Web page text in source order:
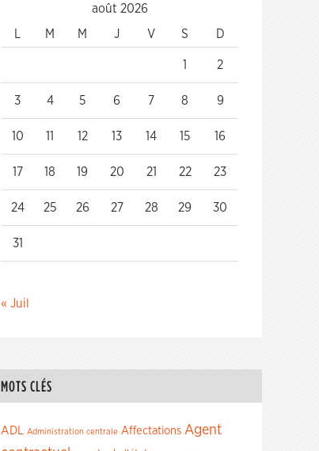
août 2026
M M J V S D
1 2
3 4 5 6 7 8 9
10 11 12 13 14 15 16
17 18 19 20 21 22 23
24 25 26 27 28 29 30
31
« Juil
MOTS CLÉS
ADL Administration centrale Affectations Agent